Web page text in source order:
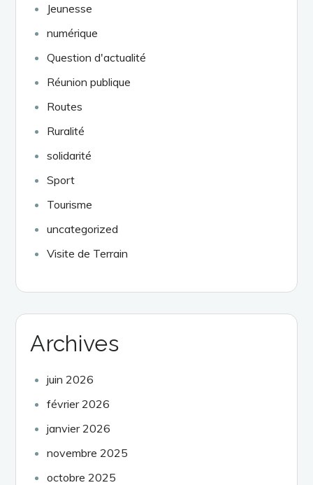
Jeunesse
numérique
Question d'actualité
Réunion publique
Routes
Ruralité
solidarité
Sport
Tourisme
uncategorized
Visite de Terrain
Archives
juin 2026
février 2026
janvier 2026
novembre 2025
octobre 2025